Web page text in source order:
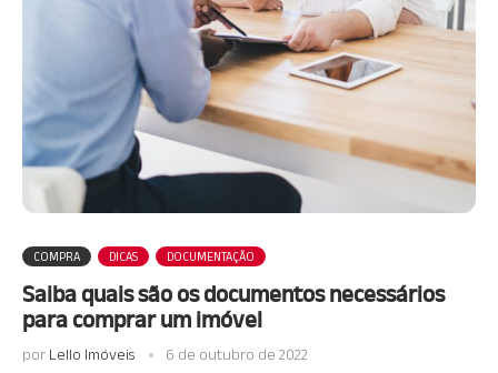
COMPRA DICAS DOCUMENTAÇÃO
Saiba quais são os documentos necessários
para comprar um imóvel
por Lello Imóveis 6 de outubro de 2022